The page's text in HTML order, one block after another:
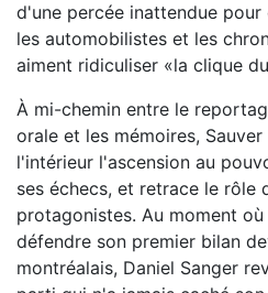
d'une percée inattendue
les automobilistes et les
aiment ridiculiser «la clique
À mi-chemin entre le
orale et les mémoires,
l'intérieur l'ascension au
ses échecs, et retrace le rôle
protagonistes. Au moment
défendre son premier bilan
montréalais, Daniel Sanger